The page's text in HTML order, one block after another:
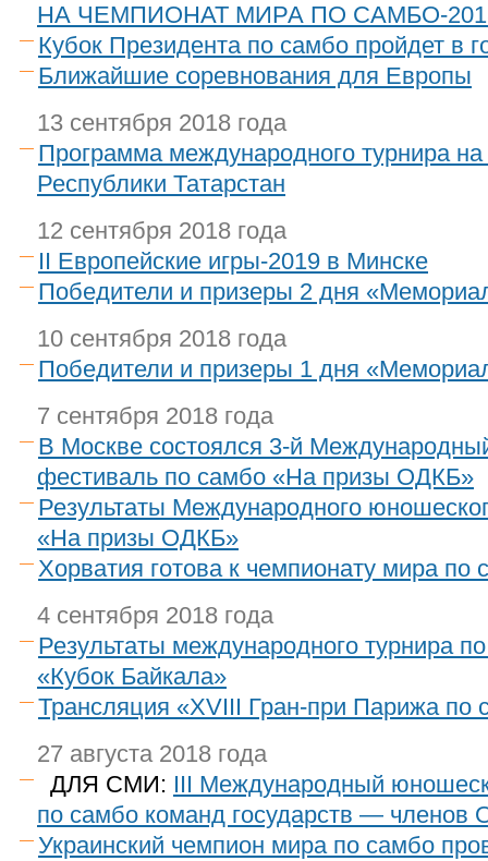
НА ЧЕМПИОНАТ МИРА ПО САМБО-
Кубок Президента по самбо пройдет в
Ближайшие соревнования для Европы
13 сентября 2018 года
Программа международного турнира
Республики Татарстан
12 сентября 2018 года
II Европейские игры-2019 в Минске
Победители и призеры 2 дня
10 сентября 2018 года
Победители и призеры 1 дня
7 сентября 2018 года
В Москве состоялся 3-й
фестиваль по самбо «На призы ОДКБ»
Результаты Международного
«На призы ОДКБ»
Хорватия готова к чемпионату мира по
4 сентября 2018 года
Результаты международного турнира
«Кубок Байкала»
Трансляция «XVIII Гран-при Парижа по
27 августа 2018 года
ДЛЯ СМИ: III Международный
по самбо команд государств — членов
Украинский чемпион мира по самбо